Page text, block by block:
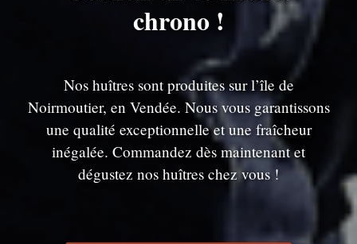
chrono !
Nos huîtres sont produites sur l’île de
Noirmoutier, en Vendée. Nous vous garantissons
une qualité exceptionnelle et une fraîcheur
inégalée. Commandez dès maintenant et
dégustez nos huîtres chez vous !